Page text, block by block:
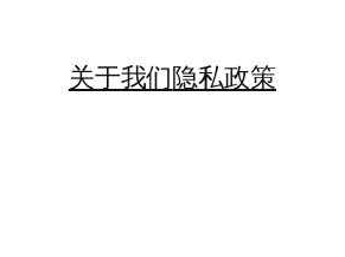
关于我们隐私政策